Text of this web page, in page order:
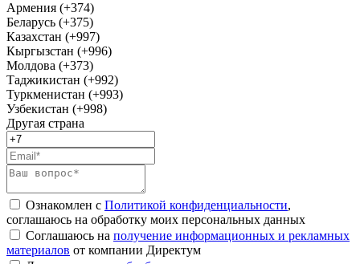
Армения (+374)
Беларусь (+375)
Казахстан (+997)
Кыргызстан (+996)
Молдова (+373)
Таджикистан (+992)
Туркменистан (+993)
Узбекистан (+998)
Другая страна
Ознакомлен с Политикой конфиденциальности,
соглашаюсь на обработку моих персональных данных
Соглашаюсь на получение информационных и рекламных
материалов от компании Директум